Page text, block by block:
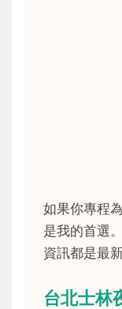
如果你專程
是我的首選
資訊都是最新
台北士林